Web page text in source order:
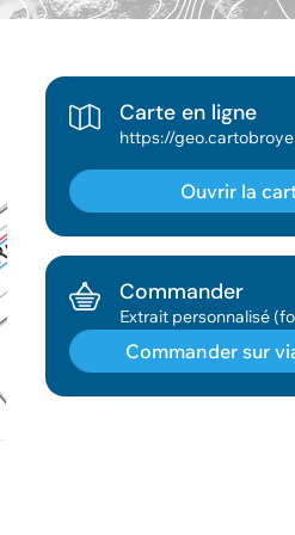
Carte en ligne
Ouvrir la
Commander
Extrait personnalisé
Commander sur